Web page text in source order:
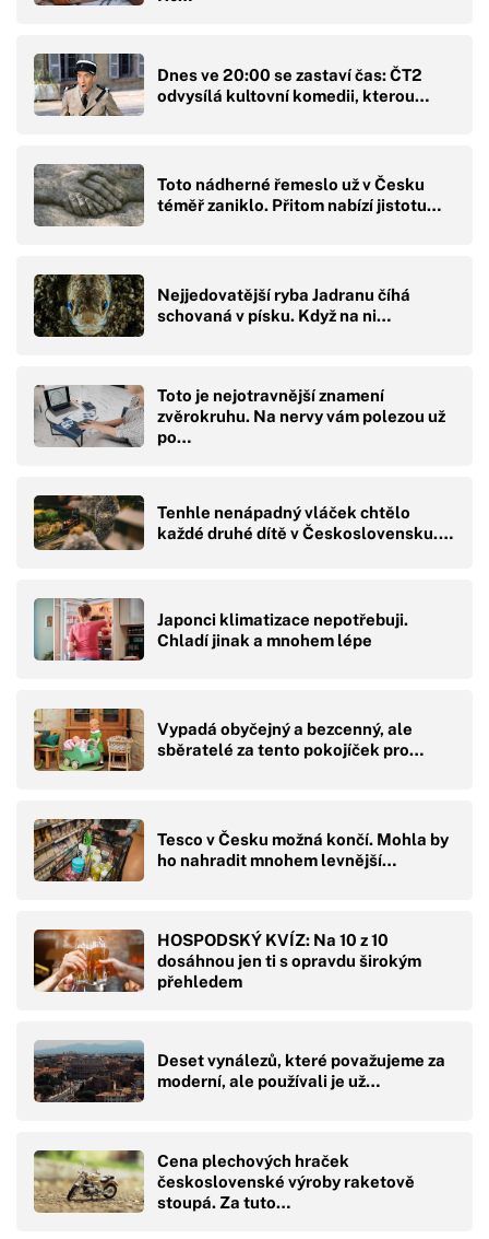
Dnes ve 20:00 se zastaví čas: ČT2
odvysílá kultovní komedii, kterou…
Toto nádherné řemeslo už v Česku
téměř zaniklo. Přitom nabízí jistotu…
Nejjedovatější ryba Jadranu číhá
schovaná v písku. Když na ni…
Toto je nejotravnější znamení
zvěrokruhu. Na nervy vám polezou už
po…
Tenhle nenápadný vláček chtělo
každé druhé dítě v Československu.…
Japonci klimatizace nepotřebuji.
Chladí jinak a mnohem lépe
Vypadá obyčejný a bezcenný, ale
sběratelé za tento pokojíček pro…
Tesco v Česku možná končí. Mohla by
ho nahradit mnohem levnější…
HOSPODSKÝ KVÍZ: Na 10 z 10
dosáhnou jen ti s opravdu širokým
přehledem
Deset vynálezů, které považujeme za
moderní, ale používali je už…
Cena plechových hraček
československé výroby raketově
stoupá. Za tuto…